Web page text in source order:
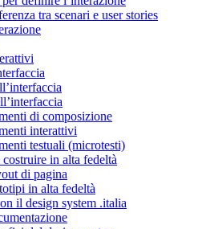
tra scenari e user stories
di composizione
interattivi
testuali (microtesti)
in alta fedeltà
di pagina
in alta fedeltà
il design system .italia